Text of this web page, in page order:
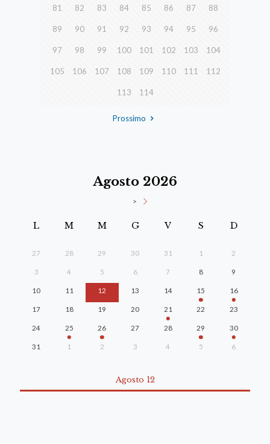
81 82 83 84 85 86 87 88
89 90 91 92 93 94 95 96
97 98 99 100 101 102 103 104
105 106 107 108 109 110 111 112
113 114
Prossimo
Agosto 2026
>
L M M G V S D
27 28 29 30 31 1 2
3 4 5 6 7 8 9
10 11 12 13 14 15 16
17 18 19 20 21 22 23
24 25 26 27 28 29 30
31 1 2 3 4 5 6
Agosto 12